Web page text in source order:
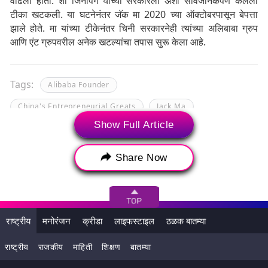
टीका खटकली. या घटनेनंतर जॅक मा 2020 च्या ऑक्टोबरपासून बेपत्ता
झाले होते. मा यांच्या टीकेनंतर चिनी सरकारनेही त्यांच्या अलिबाबा ग्रुप
आणि एंट ग्रुपवरील अनेक खटल्यांचा तपास सुरू केला आहे.
Tags: Alibaba Founder
China's Entrepreneurial Greats Jack Ma
चीन सरकार संस्थापक जॅक मा
Show Full Article
Share Now
राष्ट्रीय मनोरंजन क्रीडा लाइफस्टाइल ठळक बातम्या
राष्ट्रीय राजकीय माहिती शिक्षण बातम्या